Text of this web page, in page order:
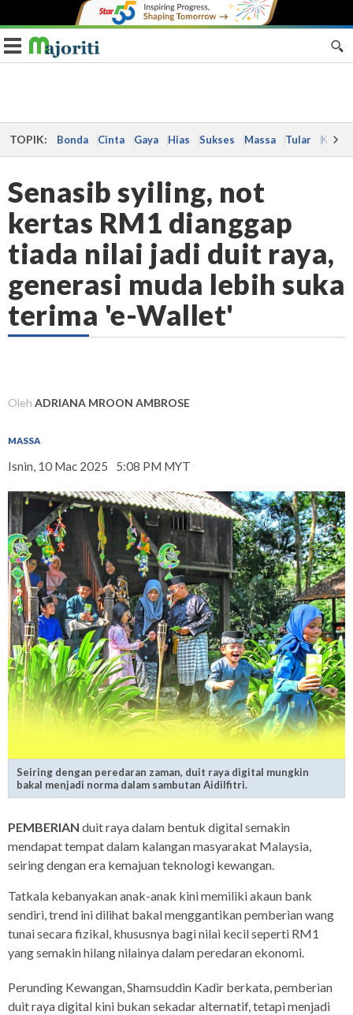
Toggle navigation
TOPIK: Bonda Cinta Gaya Hias Sukses Massa Tular Kes
Senasib syiling, not
kertas RM1 dianggap
tiada nilai jadi duit raya,
generasi muda lebih suka
terima 'e-Wallet'
Oleh ADRIANA MROON AMBROSE
MASSA
Isnin, 10 Mac 2025 5:08 PM MYT
Seiring dengan peredaran zaman, duit raya digital mungkin
bakal menjadi norma dalam sambutan Aidilfitri.
PEMBERIAN duit raya dalam bentuk digital semakin
mendapat tempat dalam kalangan masyarakat Malaysia,
seiring dengan era kemajuan teknologi kewangan.
Tatkala kebanyakan anak-anak kini memiliki akaun bank
sendiri, trend ini dilihat bakal menggantikan pemberian wang
tunai secara fizikal, khususnya bagi nilai kecil seperti RM1
yang semakin hilang nilainya dalam peredaran ekonomi.
Perunding Kewangan, Shamsuddin Kadir berkata, pemberian
duit raya digital kini bukan sekadar alternatif, tetapi menjadi